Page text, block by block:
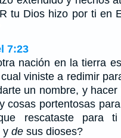
tu Dios hizo por ti en
7:23
nación en la tierra
viniste a redimir
un nombre, y
cosas portentosas
rescataste para
y de sus dioses?